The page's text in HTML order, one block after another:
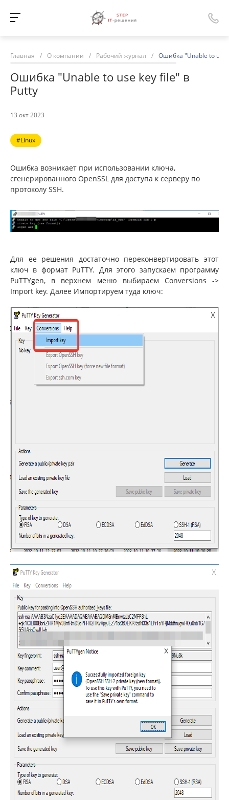
Главная / О компании / Рабочий журнал / Ошибка "Unable to use
Ошибка "Unable to use key file" в
Putty
13 окт 2023
#Linux
Ошибка возникает при использовании ключа,
сгенерированного OpenSSL для доступа к серверу по
протоколу SSH.
Для ее решения достаточно переконвертировать этот
ключ в формат PuTTY. Для этого запускаем программу
PuTTYgen, в верхнем меню выбираем Conversions ->
Import key. Далее Импортируем туда ключ: